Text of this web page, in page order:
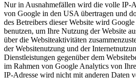
Nur in Ausnahmefällen wird die volle IP-
von Google in den USA übertragen und
des Betreibers dieser Website wird
benutzen, um Ihre Nutzung der Website
über die Websiteaktivitäten
der Websitenutzung und der
Dienstleistungen gegenüber dem
im Rahmen von Google Analytics von
IP-Adresse wird nicht mit anderen Daten